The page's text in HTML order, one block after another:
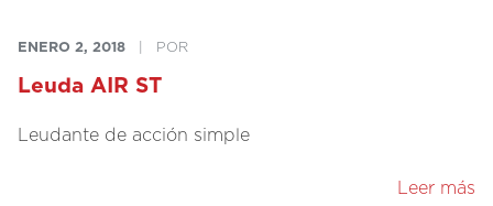
ENERO 2, 2018 | POR
Leuda AIR ST
Leudante de acción simple
Leer más